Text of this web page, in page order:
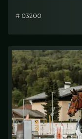
# 03200